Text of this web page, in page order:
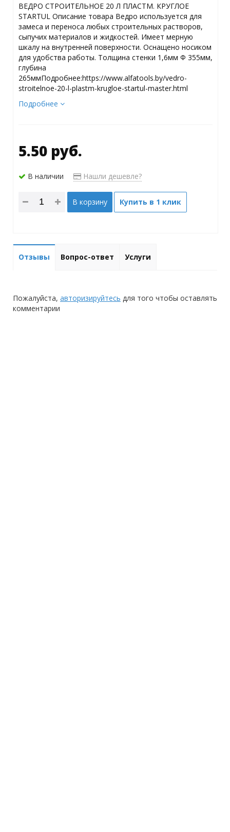
ВЕДРО СТРОИТЕЛЬНОЕ 20 Л ПЛАСТМ. КРУГЛОЕ
STARTUL Описание товара Ведро используется для
замеса и переноса любых строительных растворов,
сыпучих материалов и жидкостей. Имеет мерную
шкалу на внутренней поверхности. Оснащено носиком
для удобства работы. Толщина стенки 1,6мм Ф 355мм,
глубина
265ммПодробнее:https://www.alfatools.by/vedro-
stroitelnoe-20-l-plastm-krugloe-startul-master.html
Подробнее
5.50 руб.
В наличии Нашли дешевле?
В корзину Купить в 1 клик
Отзывы Вопрос-ответ Услуги
Пожалуйста, авторизируйтесь для того чтобы оставлять
комментарии